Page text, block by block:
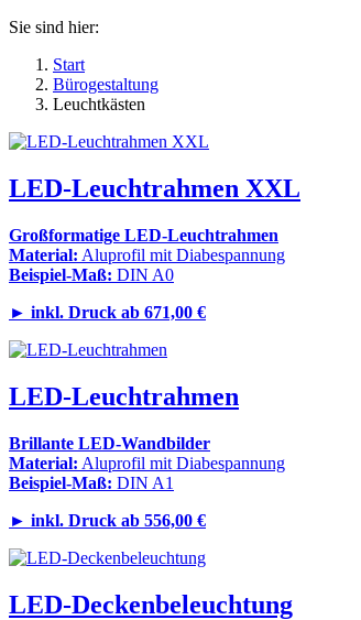
Sie sind hier:
Start
Bürogestaltung
Leuchtkästen
LED-Leuchtrahmen XXL
Großformatige LED-Leuchtrahmen
Material: Aluprofil mit Diabespannung
Beispiel-Maß: DIN A0
► inkl. Druck ab 671,00 €
LED-Leuchtrahmen
Brillante LED-Wandbilder
Material: Aluprofil mit Diabespannung
Beispiel-Maß: DIN A1
► inkl. Druck ab 556,00 €
LED-Deckenbeleuchtung